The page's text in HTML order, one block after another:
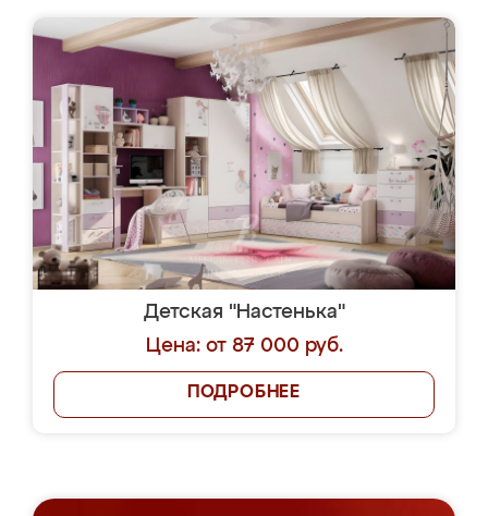
Детская "Настенька"
Цена: от 87 000 руб.
ПОДРОБНЕЕ